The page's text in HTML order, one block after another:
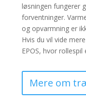
løsningen fungerer
forventninger.
og opvarmning er
Hvis du vil vide
EPOS, hvor
Mere om